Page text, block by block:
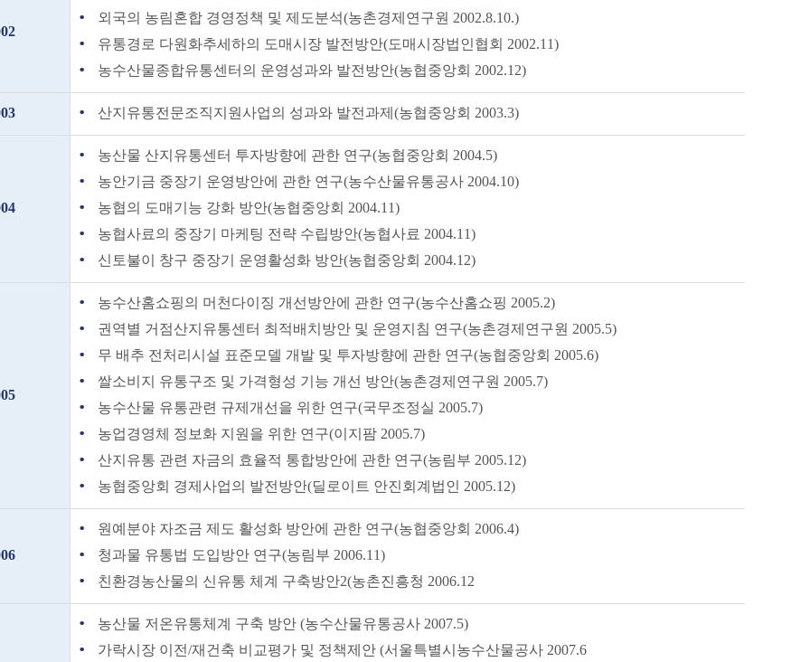
외국의 농림혼합 경영정책 및 제도분석(농촌경제연구원 2002.8.10.)
유통경로 다원화추세하의 도매시장 발전방안(도매시장법인협회 2002.11)
농수산물종합유통센터의 운영성과와 발전방안(농협중앙회 2002.12)
산지유통전문조직지원사업의 성과와 발전과제(농협중앙회 2003.3)
농산물 산지유통센터 투자방향에 관한 연구(농협중앙회 2004.5)
농안기금 중장기 운영방안에 관한 연구(농수산물유통공사 2004.10)
농협의 도매기능 강화 방안(농협중앙회 2004.11)
농협사료의 중장기 마케팅 전략 수립방안(농협사료 2004.11)
신토불이 창구 중장기 운영활성화 방안(농협중앙회 2004.12)
농수산홈쇼핑의 머천다이징 개선방안에 관한 연구(농수산홈쇼핑 2005.2)
권역별 거점산지유통센터 최적배치방안 및 운영지침 연구(농촌경제연구원 2005.5)
무 배추 전처리시설 표준모델 개발 및 투자방향에 관한 연구(농협중앙회 2005.6)
쌀소비지 유통구조 및 가격형성 기능 개선 방안(농촌경제연구원 2005.7)
농수산물 유통관련 규제개선을 위한 연구(국무조정실 2005.7)
농업경영체 정보화 지원을 위한 연구(이지팜 2005.7)
산지유통 관련 자금의 효율적 통합방안에 관한 연구(농림부 2005.12)
농협중앙회 경제사업의 발전방안(딜로이트 안진회계법인 2005.12)
원예분야 자조금 제도 활성화 방안에 관한 연구(농협중앙회 2006.4)
청과물 유통법 도입방안 연구(농림부 2006.11)
친환경농산물의 신유통 체계 구축방안2(농촌진흥청 2006.12
농산물 저온유통체계 구축 방안 (농수산물유통공사 2007.5)
가락시장 이전/재건축 비교평가 및 정책제안 (서울특별시농수산물공사 2007.6